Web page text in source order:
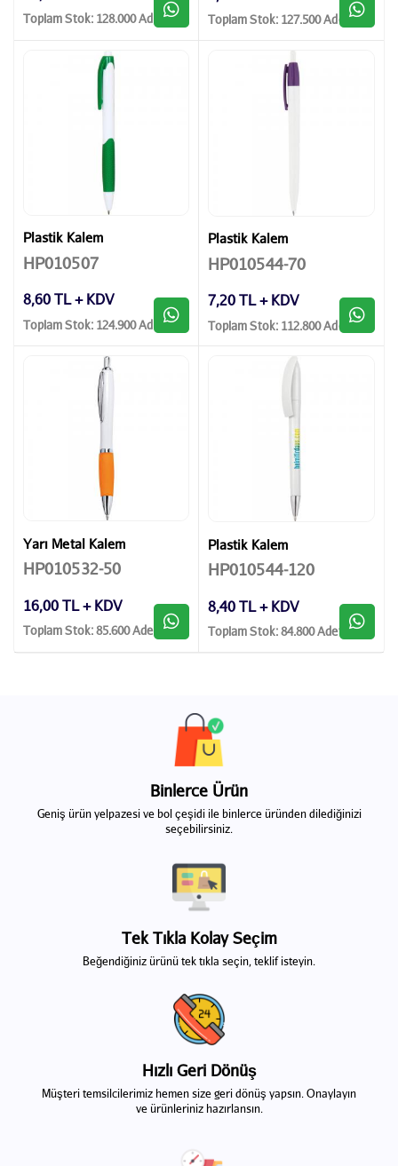
Toplam Stok: 128.000 Adet Toplam Stok: 127.500 Adet
Plastik Kalem
HP010507
8,60 TL + KDV
Toplam Stok: 124.900 Adet
Plastik Kalem
HP010544-70
7,20 TL + KDV
Toplam Stok: 112.800 Adet
Yarı Metal Kalem
HP010532-50
16,00 TL + KDV
Toplam Stok: 85.600 Adet
Plastik Kalem
HP010544-120
8,40 TL + KDV
Toplam Stok: 84.800 Adet
Binlerce Ürün
Geniş ürün yelpazesi ve bol çeşidi ile binlerce üründen dilediğinizi
seçebilirsiniz.
Tek Tıkla Kolay Seçim
Beğendiğiniz ürünü tek tıkla seçin, teklif isteyin.
Hızlı Geri Dönüş
Müşteri temsilcilerimiz hemen size geri dönüş yapsın. Onaylayın
ve ürünleriniz hazırlansın.